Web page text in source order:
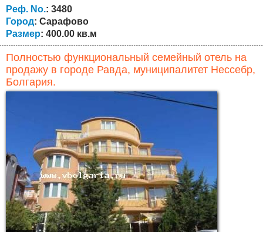
своего расположения – микрорайон Сарафово, и это
позволяет...
Реф. No.: 3480
Город: Сарафово
Размер: 400.00 кв.м
Полностью функциональный семейный отель на
продажу в городе Равда, муниципалитет Нессебр,
Болгария.